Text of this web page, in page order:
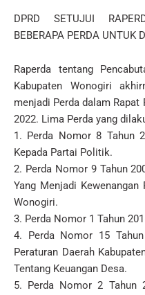
DPRD SETUJUI
BEBERAPA PERDA UNTUK
Raperda tentang
Kabupaten Wonogiri
menjadi Perda dalam Rapat
2022. Lima Perda yang
1. Perda Nomor 8 Tahun
Kepada Partai Politik.
2. Perda Nomor 9 Tahun
Yang Menjadi Kewenangan
Wonogiri.
3. Perda Nomor 1 Tahun
4. Perda Nomor 15
Peraturan Daerah
Tentang Keuangan Desa.
5. Perda Nomor 2 Tahun